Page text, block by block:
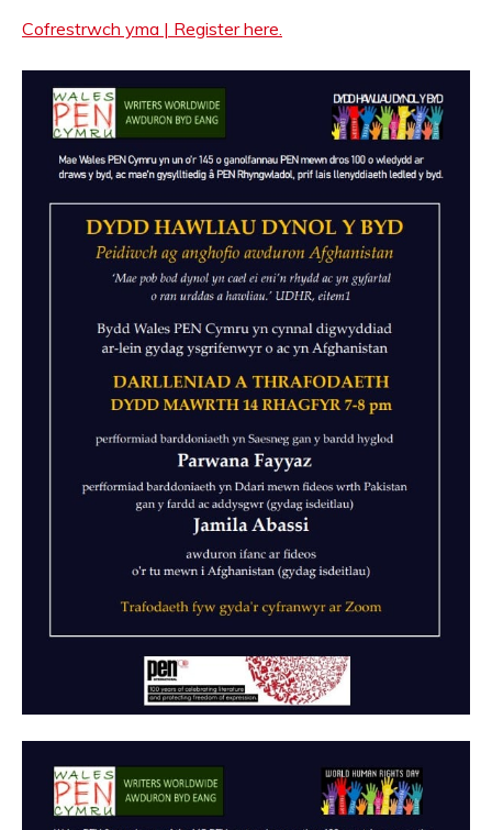
Cofrestrwch yma | Register here.